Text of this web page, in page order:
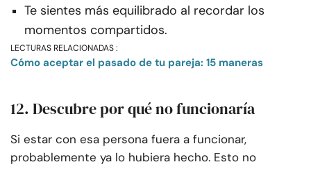
Te sientes más equilibrado al recordar los
momentos compartidos.
LECTURAS RELACIONADAS :
Cómo aceptar el pasado de tu pareja: 15 maneras
12. Descubre por qué no funcionaría
Si estar con esa persona fuera a funcionar,
probablemente ya lo hubiera hecho. Esto no